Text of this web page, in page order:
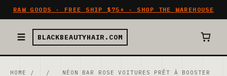
RAW GOODS · FREE SHIP $75+ · SHOP THE WAREHOUSE
BLACKBEAUTYHAIR.COM
HOME / /
NÉON BAR ROSE VOITURES PRÊT À BOOSTER